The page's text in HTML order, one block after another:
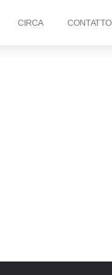
CIRCA CONTATTO